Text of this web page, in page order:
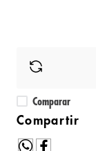
Comparar